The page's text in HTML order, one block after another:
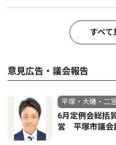
すべて
意見広告・議会報告
平塚・大磯・二
6月定例会総括
営 平塚市議会